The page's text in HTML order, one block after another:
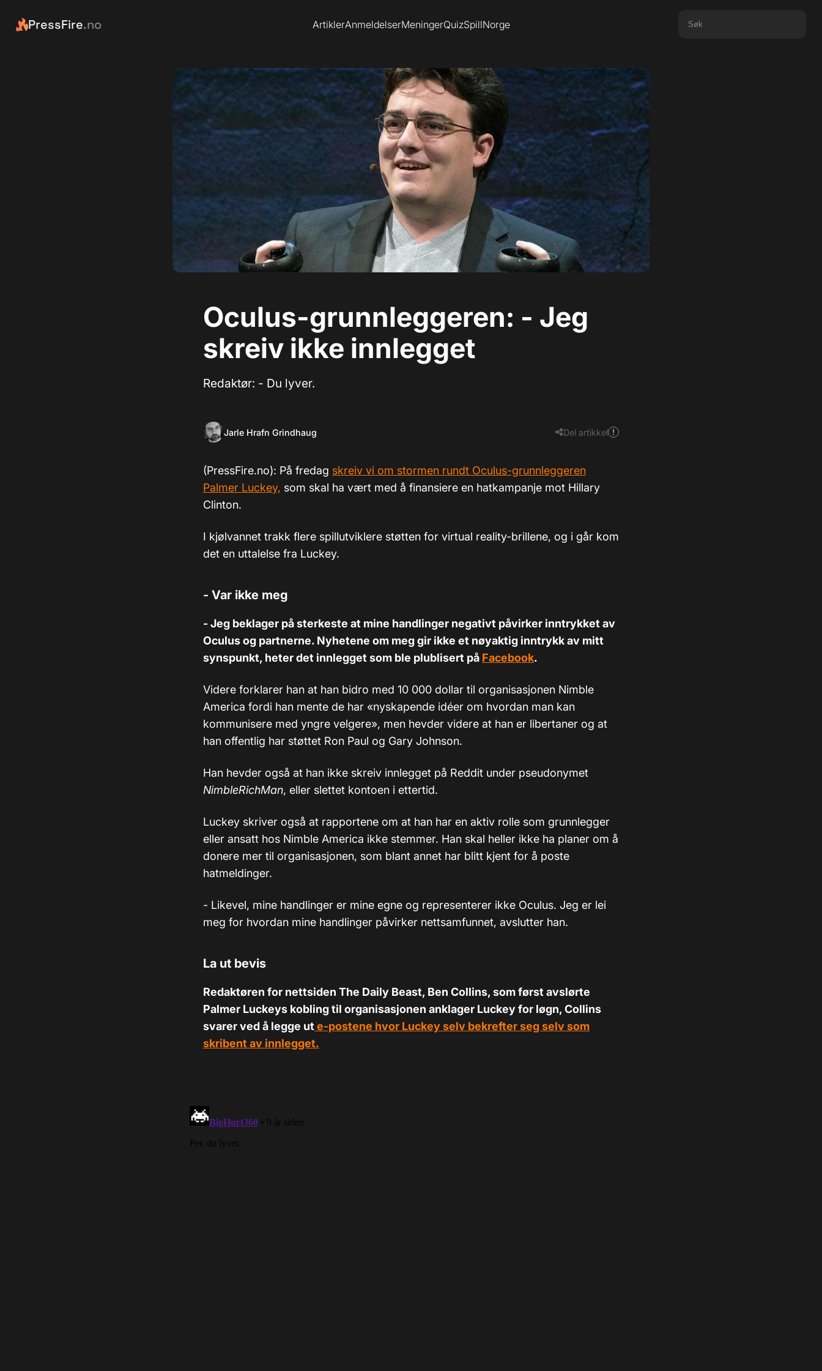
PressFire.no ArtiklerAnmeldelserMeningerQuizSpillNorge
Oculus-grunnleggeren: - Jeg
skreiv ikke innlegget
Redaktør: - Du lyver.
Jarle Hrafn Grindhaug Del artikkel
(PressFire.no): På fredag skreiv vi om stormen rundt Oculus-grunnleggeren
Palmer Luckey, som skal ha vært med å finansiere en hatkampanje mot Hillary
Clinton.
I kjølvannet trakk flere spillutviklere støtten for virtual reality-brillene, og i går kom
det en uttalelse fra Luckey.
- Var ikke meg
- Jeg beklager på sterkeste at mine handlinger negativt påvirker inntrykket av
Oculus og partnerne. Nyhetene om meg gir ikke et nøyaktig inntrykk av mitt
synspunkt, heter det innlegget som ble plublisert på Facebook.
Videre forklarer han at han bidro med 10 000 dollar til organisasjonen Nimble
America fordi han mente de har «nyskapende idéer om hvordan man kan
kommunisere med yngre velgere», men hevder videre at han er libertaner og at
han offentlig har støttet Ron Paul og Gary Johnson.
Han hevder også at han ikke skreiv innlegget på Reddit under pseudonymet
NimbleRichMan, eller slettet kontoen i ettertid.
Luckey skriver også at rapportene om at han har en aktiv rolle som grunnlegger
eller ansatt hos Nimble America ikke stemmer. Han skal heller ikke ha planer om å
donere mer til organisasjonen, som blant annet har blitt kjent for å poste
hatmeldinger.
- Likevel, mine handlinger er mine egne og representerer ikke Oculus. Jeg er lei
meg for hvordan mine handlinger påvirker nettsamfunnet, avslutter han.
La ut bevis
Redaktøren for nettsiden The Daily Beast, Ben Collins, som først avslørte
Palmer Luckeys kobling til organisasjonen anklager Luckey for løgn, Collins
svarer ved å legge ut e-postene hvor Luckey selv bekrefter seg selv som
skribent av innlegget.